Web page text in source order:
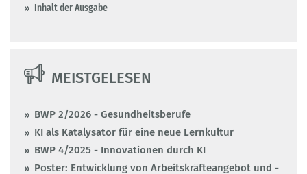
Inhalt der Ausgabe
MEISTGELESEN
BWP 2/2026 - Gesundheitsberufe
KI als Katalysator für eine neue Lernkultur
BWP 4/2025 - Innovationen durch KI
Poster: Entwicklung von Arbeitskräfteangebot und -